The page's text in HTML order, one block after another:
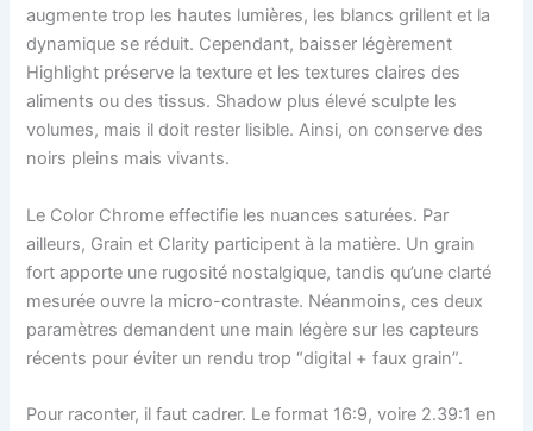
augmente trop les hautes lumières, les blancs grillent et la
dynamique se réduit. Cependant, baisser légèrement
Highlight préserve la texture et les textures claires des
aliments ou des tissus. Shadow plus élevé sculpte les
volumes, mais il doit rester lisible. Ainsi, on conserve des
noirs pleins mais vivants.
Le Color Chrome effectifie les nuances saturées. Par
ailleurs, Grain et Clarity participent à la matière. Un grain
fort apporte une rugosité nostalgique, tandis qu’une clarté
mesurée ouvre la micro-contraste. Néanmoins, ces deux
paramètres demandent une main légère sur les capteurs
récents pour éviter un rendu trop “digital + faux grain”.
Pour raconter, il faut cadrer. Le format 16:9, voire 2.39:1 en